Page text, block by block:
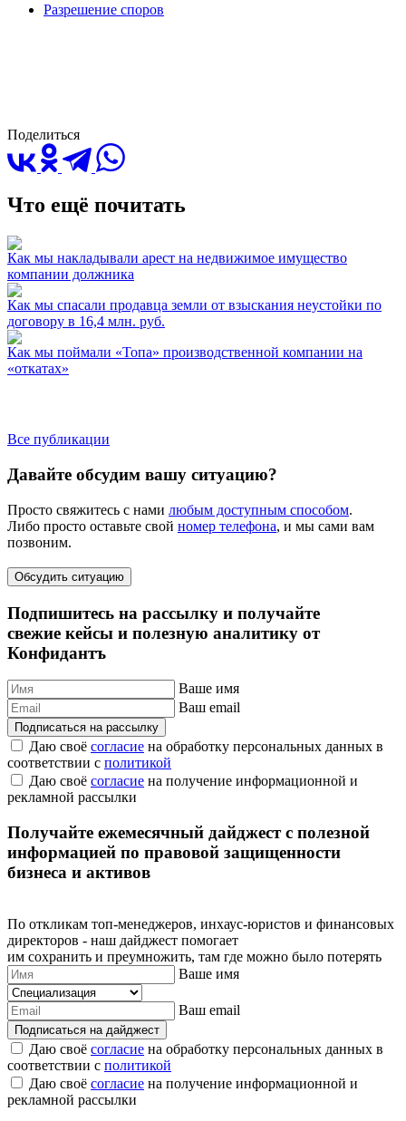
Разрешение споров
Поделиться
Что ещё почитать
Как мы накладывали арест на недвижимое имущество
компании должника
Как мы спасали продавца земли от взыскания неустойки по
договору в 16,4 млн. руб.
Как мы поймали «Топа» производственной компании на
«откатах»
Все публикации
Давайте обсудим вашу ситуацию?
Просто свяжитесь с нами любым доступным способом.
Либо просто оставьте свой номер телефона, и мы сами вам
позвоним.
Обсудить ситуацию
Подпишитесь на рассылку и получайте
свежие кейсы и полезную аналитику от
Конфидантъ
Ваше имя
Ваш email
Подписаться на рассылку
Даю своё согласие на обработку персональных данных в
соответствии с политикой
Даю своё согласие на получение информационной и
рекламной рассылки
Получайте ежемесячный дайджест с полезной
информацией по правовой защищенности
бизнеса и активов
По откликам топ-менеджеров, инхаус-юристов и финансовых
директоров - наш дайджест помогает
им сохранить и преумножить, там где можно было потерять
Ваше имя
Ваш email
Подписаться на дайджест
Даю своё согласие на обработку персональных данных в
соответствии с политикой
Даю своё согласие на получение информационной и
рекламной рассылки